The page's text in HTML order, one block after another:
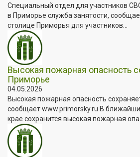
Специальный отдел для участников
в Приморье служба занятости,
столице Приморья для участников...
Высокая пожарная опасность
Приморье
04.05.2026
Высокая пожарная опасность
сообщает www.primorsky.ru В
крае сохранится высокая пожарная